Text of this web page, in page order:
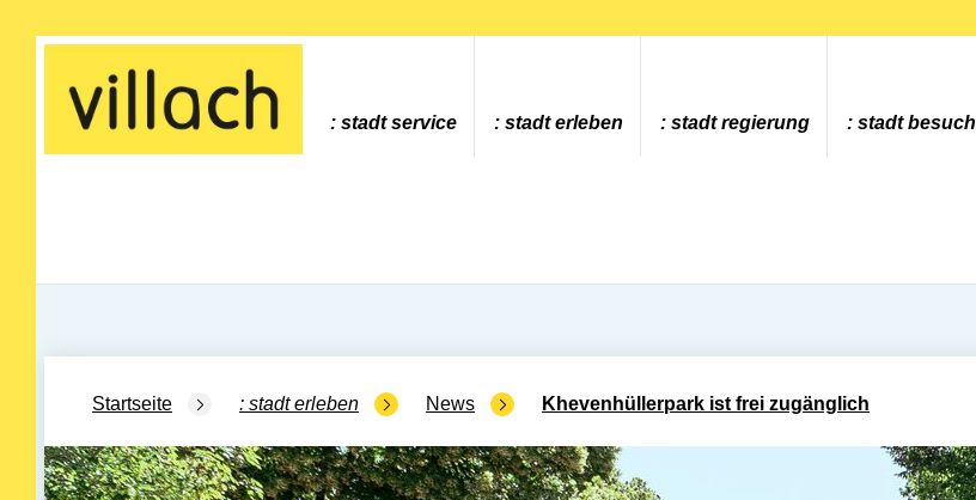
Gehe zur Startseite
stadt service stadt erleben stadt regierung stadt besuch
Startseite stadt erleben News Khevenhüllerpark ist frei zugänglich